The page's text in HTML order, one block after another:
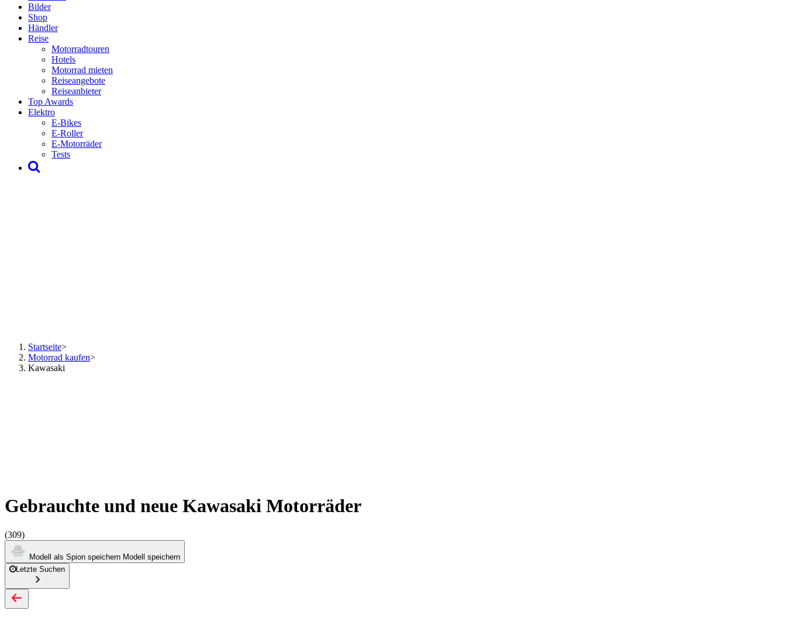
Bilder
Shop
Händler
Reise
Motorradtouren
Hotels
Motorrad mieten
Reiseangebote
Reiseanbieter
Top Awards
Elektro
E-Bikes
E-Roller
E-Motorräder
Tests
Startseite>
Motorrad kaufen>
Kawasaki
Gebrauchte und neue Kawasaki Motorräder
(309)
Modell als Spion speichern Modell speichern
Letzte Suchen